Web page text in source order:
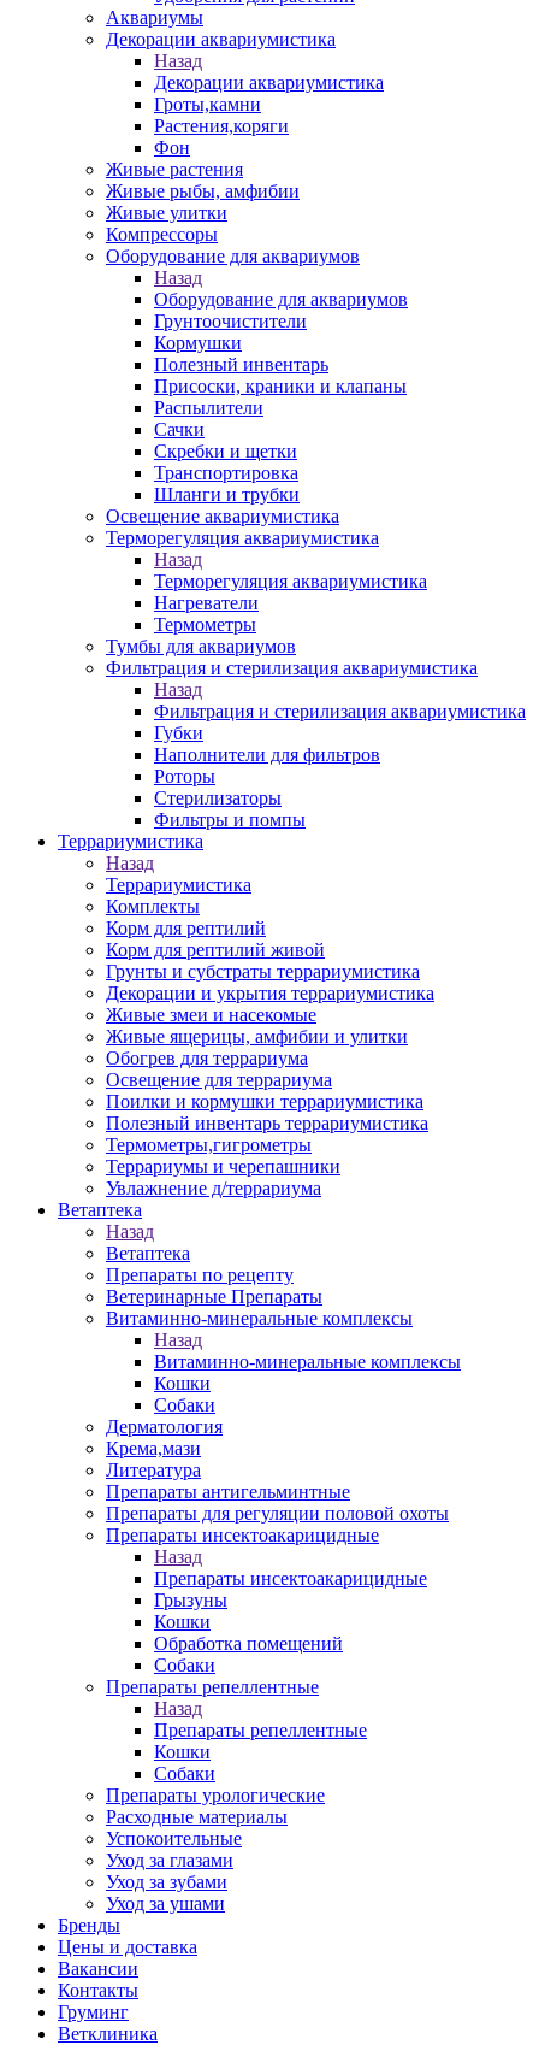
Аквариумы
Декорации аквариумистика
Назад
Декорации аквариумистика
Гроты,камни
Растения,коряги
Фон
Живые растения
Живые рыбы, амфибии
Живые улитки
Компрессоры
Оборудование для аквариумов
Назад
Оборудование для аквариумов
Грунтоочистители
Кормушки
Полезный инвентарь
Присоски, краники и клапаны
Распылители
Сачки
Скребки и щетки
Транспортировка
Шланги и трубки
Освещение аквариумистика
Терморегуляция аквариумистика
Назад
Терморегуляция аквариумистика
Нагреватели
Термометры
Тумбы для аквариумов
Фильтрация и стерилизация аквариумистика
Назад
Фильтрация и стерилизация аквариумистика
Губки
Наполнители для фильтров
Роторы
Стерилизаторы
Фильтры и помпы
Террариумистика
Назад
Террариумистика
Комплекты
Корм для рептилий
Корм для рептилий живой
Грунты и субстраты террариумистика
Декорации и укрытия террариумистика
Живые змеи и насекомые
Живые ящерицы, амфибии и улитки
Обогрев для террариума
Освещение для террариума
Поилки и кормушки террариумистика
Полезный инвентарь террариумистика
Термометры,гигрометры
Террариумы и черепашники
Увлажнение д/террариума
Ветаптека
Назад
Ветаптека
Препараты по рецепту
Ветеринарные Препараты
Витаминно-минеральные комплексы
Назад
Витаминно-минеральные комплексы
Кошки
Собаки
Дерматология
Крема,мази
Литература
Препараты антигельминтные
Препараты для регуляции половой охоты
Препараты инсектоакарицидные
Назад
Препараты инсектоакарицидные
Грызуны
Кошки
Обработка помещений
Собаки
Препараты репеллентные
Назад
Препараты репеллентные
Кошки
Собаки
Препараты урологические
Расходные материалы
Успокоительные
Уход за глазами
Уход за зубами
Уход за ушами
Бренды
Цены и доставка
Вакансии
Контакты
Груминг
Ветклиника